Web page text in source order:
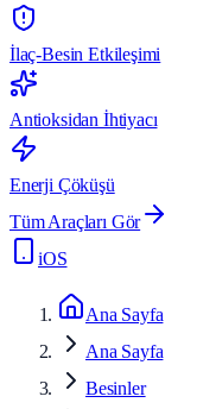
İlaç-Besin Etkileşimi
Antioksidan İhtiyacı
Enerji Çöküşü
Tüm Araçları Gör
iOS
Ana Sayfa
Ana Sayfa
Besinler